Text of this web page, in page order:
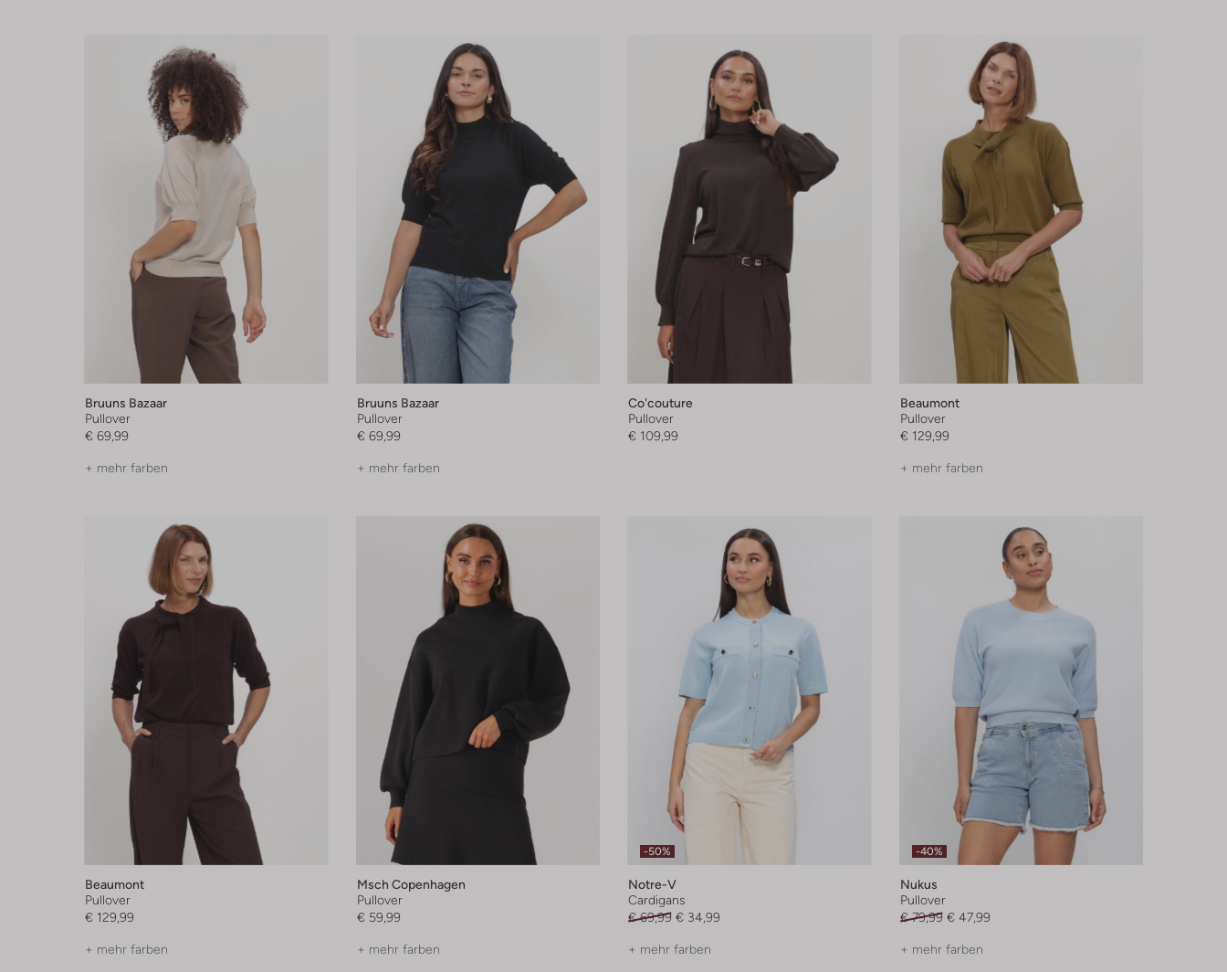
Bruuns Bazaar
Pullover
€ 69,99
+ mehr farben
Bruuns Bazaar
Pullover
€ 69,99
+ mehr farben
Co'couture
Pullover
€ 109,99
Beaumont
Pullover
€ 129,99
+ mehr farben
Beaumont
Pullover
€ 129,99
+ mehr farben
Msch Copenhagen
Pullover
€ 59,99
+ mehr farben
-50%
Notre-V
Cardigans
€ 69,99 € 34,99
+ mehr farben
-40%
Nukus
Pullover
€ 79,99 € 47,99
+ mehr farben